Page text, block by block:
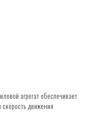
агрегат обеспечивает
движения